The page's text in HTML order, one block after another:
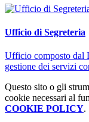
Ufficio di Segreteria
Ufficio composto dal
gestione dei servizi
Questo sito o gli
cookie necessari al
COOKIE POLICY.